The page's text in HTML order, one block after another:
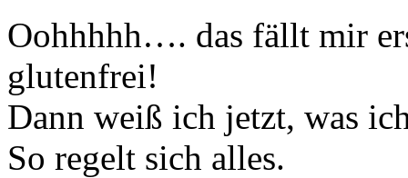
Oohhhhh…. das fällt mir
glutenfrei!
Dann weiß ich jetzt, was
So regelt sich alles.